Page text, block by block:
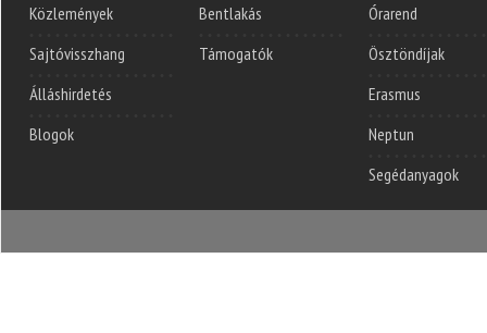
Közlemények
Sajtóvisszhang
Álláshirdetés
Blogok
Bentlakás
Támogatók
Órarend
Ösztöndíjak
Erasmus
Neptun
Segédanyagok